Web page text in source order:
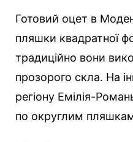
Готовий оцет в
пляшки квадратної
традиційно вони
прозорого скла. На
регіону Емілія-
по округлим